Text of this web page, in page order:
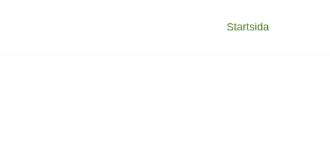
Startsida